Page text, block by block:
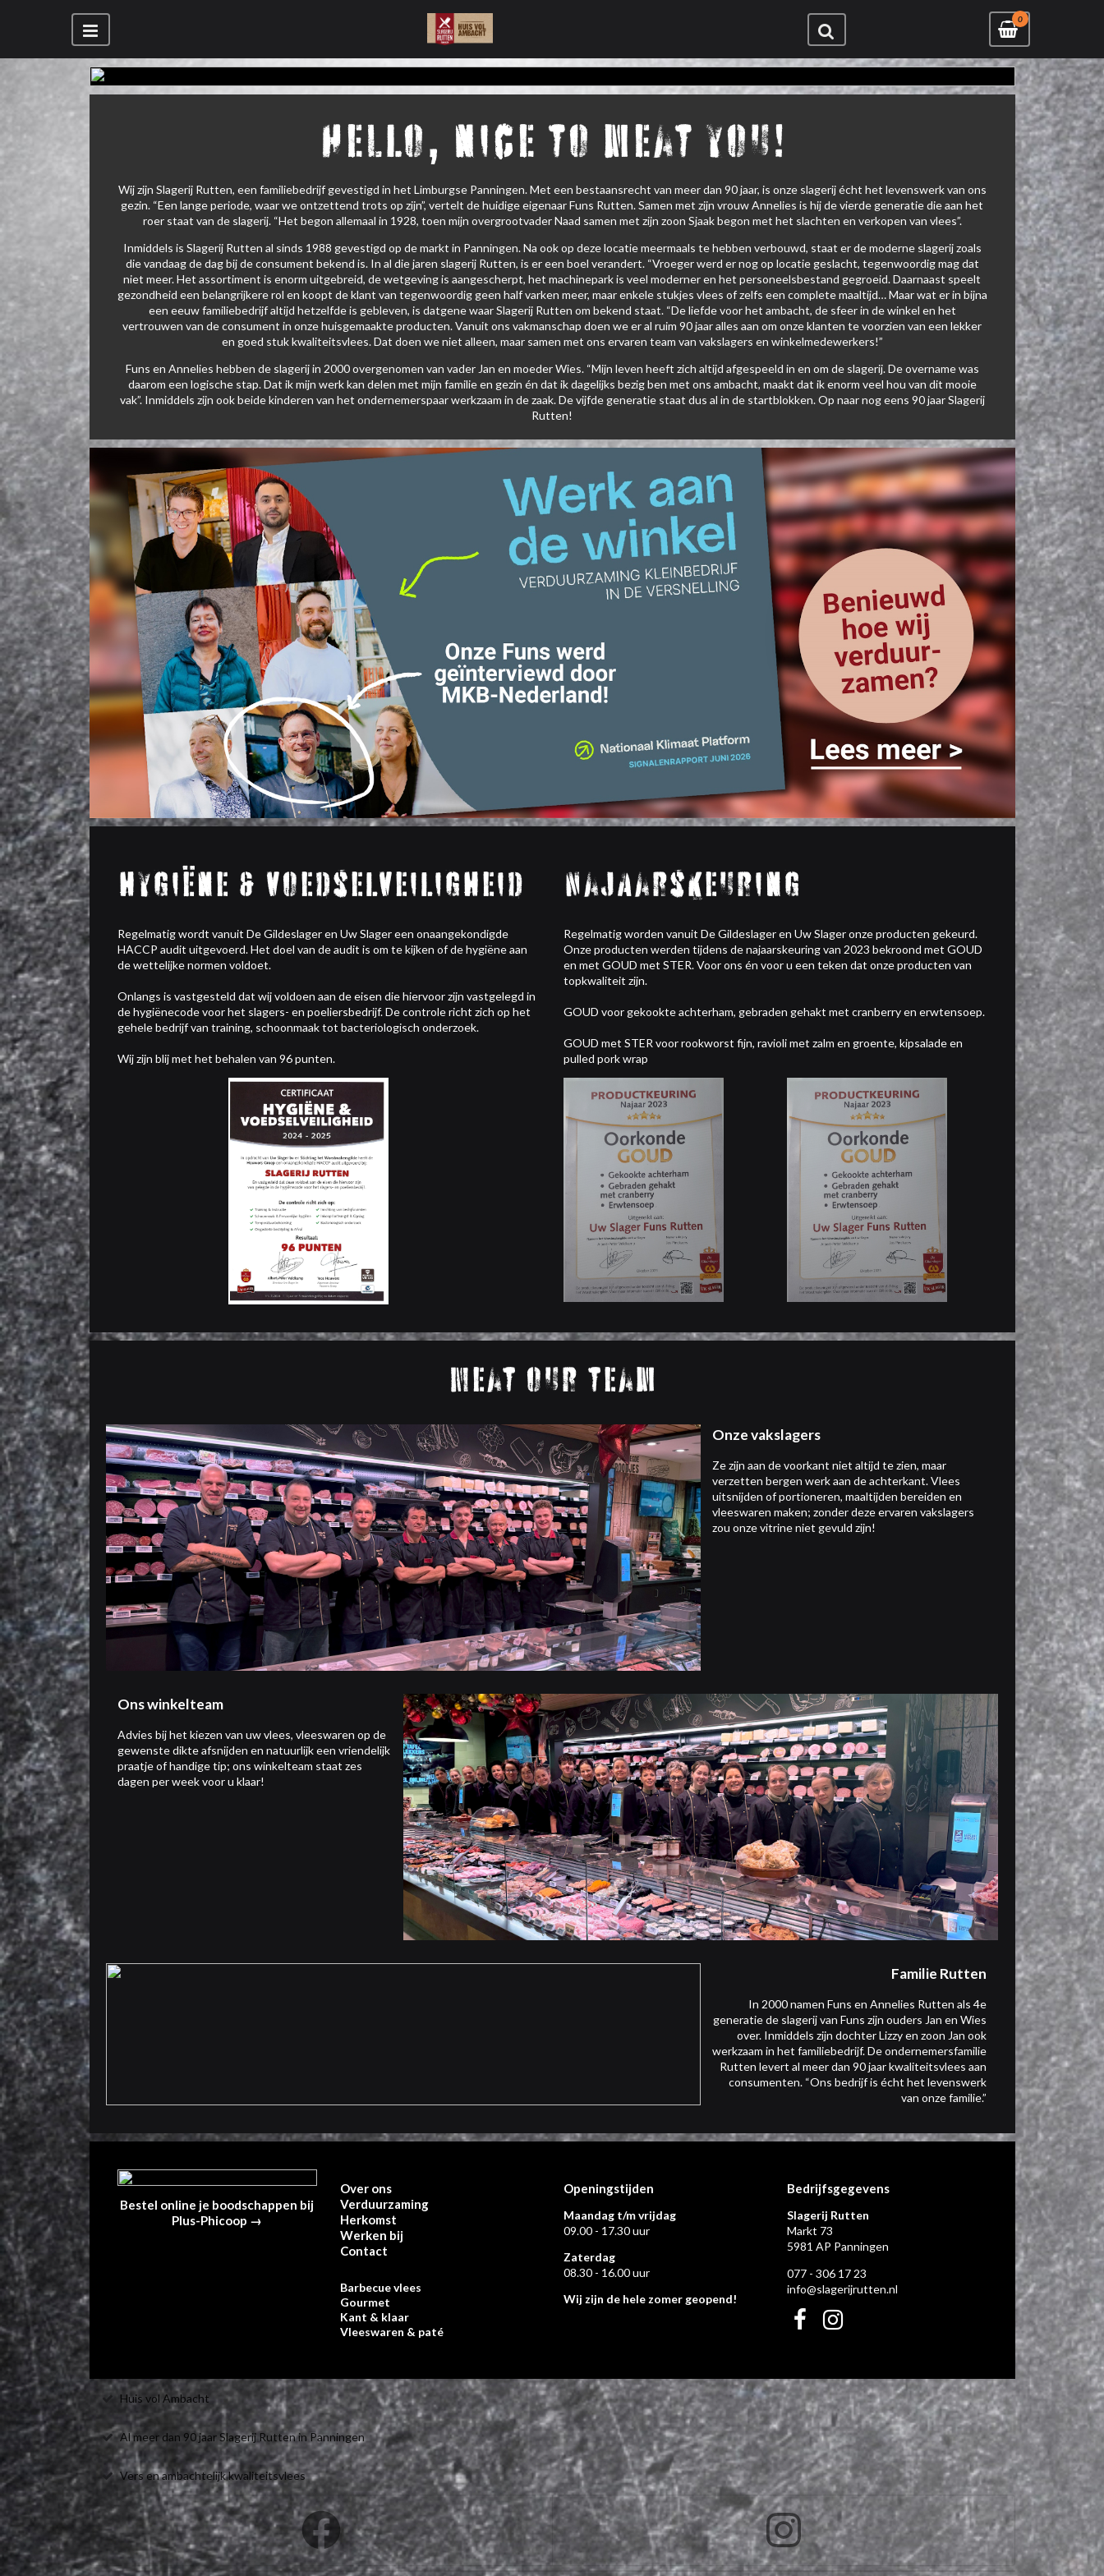
0
Hello, nice to meat you!
Wij zijn Slagerij Rutten, een familiebedrijf gevestigd in het Limburgse Panningen. Met een bestaansrecht van meer dan 90 jaar, is onze slagerij écht het levenswerk van ons
gezin. “Een lange periode, waar we ontzettend trots op zijn”, vertelt de huidige eigenaar Funs Rutten. Samen met zijn vrouw Annelies is hij de vierde generatie die aan het
roer staat van de slagerij. “Het begon allemaal in 1928, toen mijn overgrootvader Naad samen met zijn zoon Sjaak begon met het slachten en verkopen van vlees”.
Inmiddels is Slagerij Rutten al sinds 1988 gevestigd op de markt in Panningen. Na ook op deze locatie meermaals te hebben verbouwd, staat er de moderne slagerij zoals
die vandaag de dag bij de consument bekend is. In al die jaren slagerij Rutten, is er een boel verandert. “Vroeger werd er nog op locatie geslacht, tegenwoordig mag dat
niet meer. Het assortiment is enorm uitgebreid, de wetgeving is aangescherpt, het machinepark is veel moderner en het personeelsbestand gegroeid. Daarnaast speelt
gezondheid een belangrijkere rol en koopt de klant van tegenwoordig geen half varken meer, maar enkele stukjes vlees of zelfs een complete maaltijd… Maar wat er in bijna
een eeuw familiebedrijf altijd hetzelfde is gebleven, is datgene waar Slagerij Rutten om bekend staat. “De liefde voor het ambacht, de sfeer in de winkel en het
vertrouwen van de consument in onze huisgemaakte producten. Vanuit ons vakmanschap doen we er al ruim 90 jaar alles aan om onze klanten te voorzien van een lekker
en goed stuk kwaliteitsvlees. Dat doen we niet alleen, maar samen met ons ervaren team van vakslagers en winkelmedewerkers!”
Funs en Annelies hebben de slagerij in 2000 overgenomen van vader Jan en moeder Wies. “Mijn leven heeft zich altijd afgespeeld in en om de slagerij. De overname was
daarom een logische stap. Dat ik mijn werk kan delen met mijn familie en gezin én dat ik dagelijks bezig ben met ons ambacht, maakt dat ik enorm veel hou van dit mooie
vak”. Inmiddels zijn ook beide kinderen van het ondernemerspaar werkzaam in de zaak. De vijfde generatie staat dus al in de startblokken. Op naar nog eens 90 jaar Slagerij
Rutten!
hygiëne & voedselveiligheid
Regelmatig wordt vanuit De Gildeslager en Uw Slager een onaangekondigde
HACCP audit uitgevoerd. Het doel van de audit is om te kijken of de hygiëne aan
de wettelijke normen voldoet.
Onlangs is vastgesteld dat wij voldoen aan de eisen die hiervoor zijn vastgelegd in
de hygiënecode voor het slagers- en poeliersbedrijf. De controle richt zich op het
gehele bedrijf van training, schoonmaak tot bacteriologisch onderzoek.
Wij zijn blij met het behalen van 96 punten.
Najaarskeuring
Regelmatig worden vanuit De Gildeslager en Uw Slager onze producten gekeurd.
Onze producten werden tijdens de najaarskeuring van 2023 bekroond met GOUD
en met GOUD met STER. Voor ons én voor u een teken dat onze producten van
topkwaliteit zijn.
GOUD voor gekookte achterham, gebraden gehakt met cranberry en erwtensoep.
GOUD met STER voor rookworst fijn, ravioli met zalm en groente, kipsalade en
pulled pork wrap
Meat our team
Onze vakslagers
Ze zijn aan de voorkant niet altijd te zien, maar
verzetten bergen werk aan de achterkant. Vlees
uitsnijden of portioneren, maaltijden bereiden en
vleeswaren maken; zonder deze ervaren vakslagers
zou onze vitrine niet gevuld zijn!
Ons winkelteam
Advies bij het kiezen van uw vlees, vleeswaren op de
gewenste dikte afsnijden en natuurlijk een vriendelijk
praatje of handige tip; ons winkelteam staat zes
dagen per week voor u klaar!
Familie Rutten
In 2000 namen Funs en Annelies Rutten als 4e
generatie de slagerij van Funs zijn ouders Jan en Wies
over. Inmiddels zijn dochter Lizzy en zoon Jan ook
werkzaam in het familiebedrijf. De ondernemersfamilie
Rutten levert al meer dan 90 jaar kwaliteitsvlees aan
consumenten. “Ons bedrijf is écht het levenswerk
van onze familie.”
Bestel online je boodschappen bij
Plus-Phicoop →
Over ons
Verduurzaming
Herkomst
Werken bij
Contact
Barbecue vlees
Gourmet
Kant & klaar
Vleeswaren & paté
Openingstijden
Maandag t/m vrijdag
09.00 - 17.30 uur
Zaterdag
08.30 - 16.00 uur
Wij zijn de hele zomer geopend!
Bedrijfsgegevens
Slagerij Rutten
Markt 73
5981 AP Panningen
077 - 306 17 23
info@slagerijrutten.nl
Huis vol Ambacht
Al meer dan 90 jaar Slagerij Rutten in Panningen
Vers en ambachtelijk kwaliteitsvlees